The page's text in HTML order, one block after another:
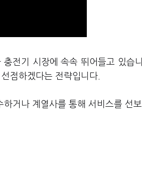
전기 시장에 속속 뛰어들고 있습니
점하겠다는 전략입니다.
거나 계열사를 통해 서비스를 선보